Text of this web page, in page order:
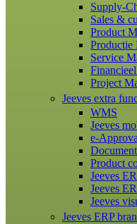
Supply-
Sales &
Product
Productie
Service
Project
Jeeves extra
WMS
Jeeves
e-
Product
Jeeves
Jeeves
Jeeves
Jeeves ERP